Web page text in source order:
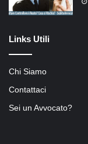
Links Utili
Chi Siamo
Contattaci
Sei un Avvocato?